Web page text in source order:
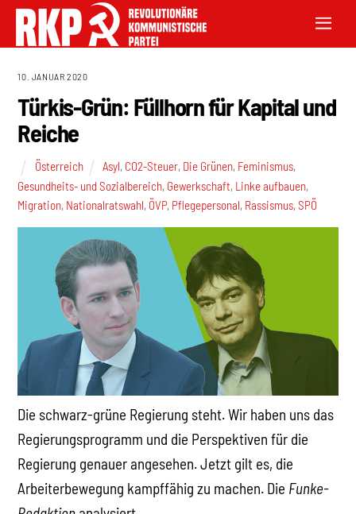
10. JANUAR 2020
Türkis-Grün: Füllhorn für Kapital und
Reiche
Österreich Asyl, CO2-Steuer, Die Grünen, Feminismus,
Gesundheits- und Sozialbereich, Gewerkschaft, Linke aufbauen,
Migration, Nationalratswahl, ÖVP, Pflegepersonal, Rassismus,SPÖ
Die schwarz-grüne Regierung steht. Wir haben uns das
Regierungsprogramm und die Perspektiven für die
Regierung genauer angesehen. Jetzt gilt es, die
Arbeiterbewegung kampffähig zu machen. Die Funke-